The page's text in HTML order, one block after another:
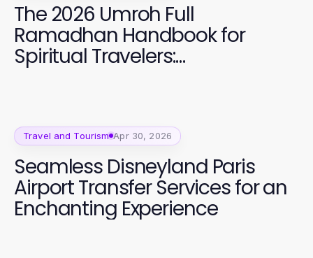
The 2026 Umroh Full
Ramadhan Handbook for
Spiritual Travelers:
Unforgettable Journeys to
Travel and Tourism Apr 30, 2026
Seamless Disneyland Paris
Airport Transfer Services for an
Enchanting Experience